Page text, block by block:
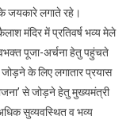
का
शुभारम्भ,
विधायक
जिला
पंचायत
जयकारे लगाते रहे।
मंदिर में प्रतिवर्ष भव्य मेले
पूजा-अर्चना हेतु पहुंचते
के लिए लगातार प्रयास
से जोड़ने हेतु मुख्यमंत्री
सुव्यवस्थित व भव्य